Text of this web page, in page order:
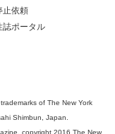
止依頼
誌ポータル
of The New York
Shimbun, Japan.